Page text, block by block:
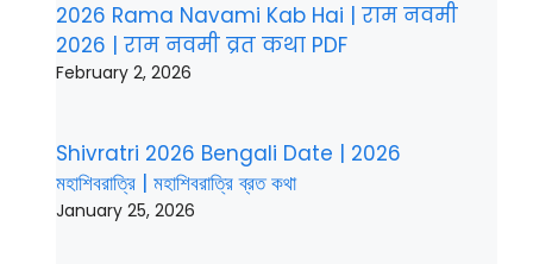
2026 Rama Navami Kab Hai | राम नवमी
2026 | राम नवमी व्रत कथा PDF
February 2, 2026
Shivratri 2026 Bengali Date | 2026
মহাশিবরাত্রি | মহাশিবরাত্রি ব্রত কথা
January 25, 2026